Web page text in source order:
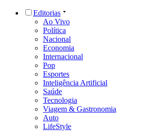
Editorias
Ao Vivo
Política
Nacional
Economia
Internacional
Pop
Esportes
Inteligência Artificial
Saúde
Tecnologia
Viagem & Gastronomia
Auto
LifeStyle